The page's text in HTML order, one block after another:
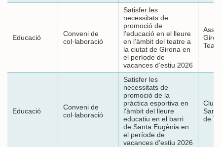
Educació
Conveni de
col·laboració
Satisfer les
necessitats de
promoció de
l’educació en el lleure
en l’àmbit del teatre a
la ciutat de Girona en
el període de
vacances d’estiu 2026
Educació
Conveni de
col·laboració
Satisfer les
necessitats de
promoció de la
pràctica esportiva en
l'àmbit del lleure
educatiu en el barri
de Santa Eugènia en
el període de
vacances d’estiu 2026
Club
de